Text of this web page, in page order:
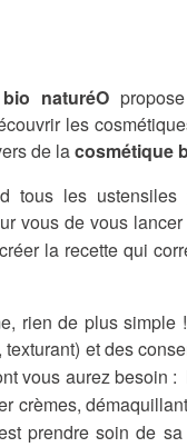
naturéO
les
de lacosmétique
tous les
vous de vous
la recette qui
rien de plus
et des
vous aurez besoin :
crèmes,
prendre soin de